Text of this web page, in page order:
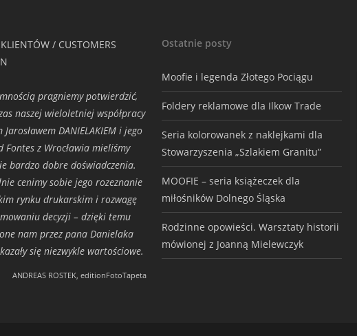
/ CUSTOMERS
pragniemy potwierdzić,
naszej wieloletniej współpracy
Jarosławem DANIELAKIEM i jego
Fontes z Wrocławia mieliśmy
bardzo dobre doświadczenia.
cenimy sobie jego rozeznanie
rynku drukarskim i rozwagę
decyzji – dzięki temu
nam przez pana Danielaka
się niezwykle wartościowe.
ANDREAS ROSTEK, editionFotoTapeta
Ostatnie posty
Moofie i legenda Złotego Pociągu
Foldery reklamowe dla Ilkow Trade
Seria kolorowanek z naklejkami dla
Stowarzyszenia „Szlakiem Granitu”
MOOFIE – seria książeczek dla
miłośników Dolnego Śląska
Rodzinne opowieści. Warsztaty historii
mówionej z Joanną Mielewczyk